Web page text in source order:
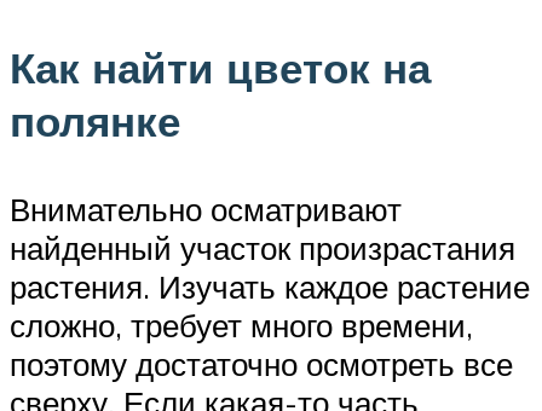
Как найти цветок на
полянке
Внимательно осматривают
найденный участок произрастания
растения. Изучать каждое растение
сложно, требует много времени,
поэтому достаточно осмотреть все
сверху. Если какая-то часть